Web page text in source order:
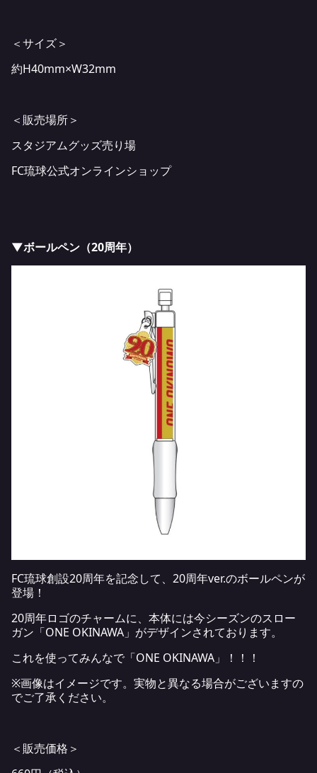
＜サイズ＞
約H40mm×W32mm
＜販売場所＞
スタジアムグッズ売り場
FC琉球公式オンラインショップ
▼ボールペン（20周年）
FC琉球創設20周年を記念して、20周年ver.のボールペンが
登場！
20周年ロゴのチャームに、本体には今シーズンのスロー
ガン「ONE OKINAWA」がデザインされております。
これを使ってみんなで「ONE OKINAWA」！！！
※画像はイメージです。実物と異なる場合がございますの
でご了承ください。
＜販売価格＞